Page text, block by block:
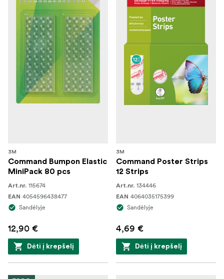
3M
Command Bumpon Elastic
MiniPack 80 pcs
Art.nr. 115674
EAN 4054596438477
Sandėlyje
12,90 €
Dėti į krepšelį
3M
Command Poster Strips
12 Strips
Art.nr. 134446
EAN 4064035175399
Sandėlyje
4,69 €
Dėti į krepšelį